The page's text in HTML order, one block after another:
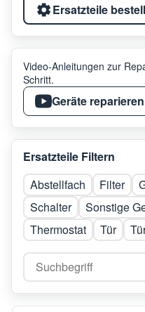
Ersatzteile
Video-Anleitungen zur
Schritt.
Geräte reparieren
Ersatzteile Filtern
Abstellfach
Filter
Schalter
Sonstige
Thermostat
Tür